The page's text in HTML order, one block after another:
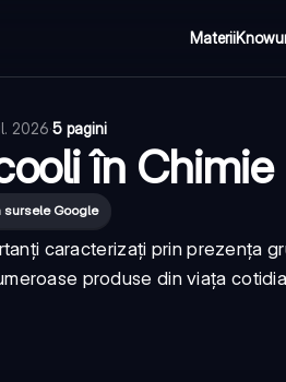
Materii
2026·5 pagini
în Chimie
sursele Google
caracterizați prin prezența
produse din viața